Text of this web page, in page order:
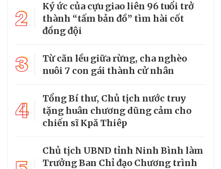
2
Ký ức của cựu giao liên 96 tuổi trở
thành “tấm bản đồ” tìm hài cốt
đồng đội
3
Từ căn lều giữa rừng, cha nghèo
nuôi 7 con gái thành cử nhân
4
Tổng Bí thư, Chủ tịch nước truy
tặng huân chương dũng cảm cho
chiến sĩ Kpă Thiêp
Chủ tịch UBND tỉnh Ninh Bình làm
Trưởng Ban Chỉ đạo Chương trình